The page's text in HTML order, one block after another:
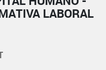
LABORAL